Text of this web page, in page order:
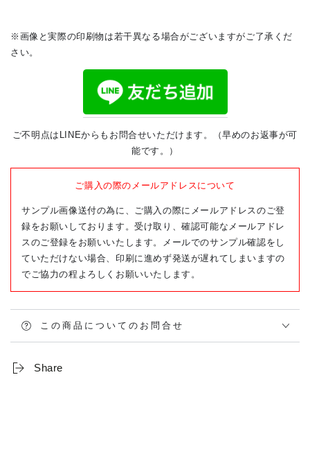
※画像と実際の印刷物は若干異なる場合がございますがご了承くだ
さい。
ご不明点はLINEからもお問合せいただけます。（早めのお返事が可
能です。）
ご購入の際のメールアドレスについて
サンプル画像送付の為に、ご購入の際にメールアドレスのご登
録をお願いしております。受け取り、確認可能なメールアドレ
スのご登録をお願いいたします。メールでのサンプル確認をし
ていただけない場合、印刷に進めず発送が遅れてしまいますの
でご協力の程よろしくお願いいたします。
この商品についてのお問合せ
Share